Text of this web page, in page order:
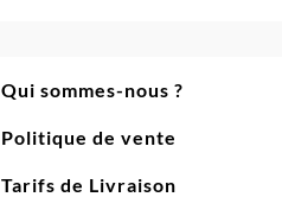
Qui sommes-nous ?
Politique de vente
Tarifs de Livraison